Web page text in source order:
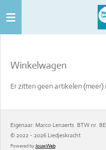
direct
hoofdinhoud
Winkelwagen
Er zitten geen artikelen
Eigenaar: Marco Lenaerts BTW nr.
© 2022 - 2026 Liedjeskracht
Powered byJouwWeb